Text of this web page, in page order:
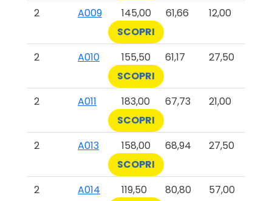
2
A009 145,00 61,66
12,00
SCOPRI
2
A010 155,50 61,17
27,50
SCOPRI
2
A011 183,00 67,73
21,00
SCOPRI
2
A013 158,00 68,94
27,50
SCOPRI
2
A014 119,50 80,80
57,00